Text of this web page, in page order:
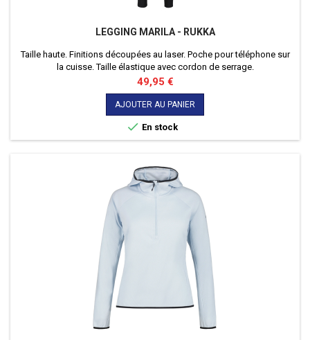
LEGGING MARILA - RUKKA
Taille haute. Finitions découpées au laser. Poche pour téléphone sur
la cuisse. Taille élastique avec cordon de serrage.
Prix
49,95 €
AJOUTER AU PANIER
 En stock